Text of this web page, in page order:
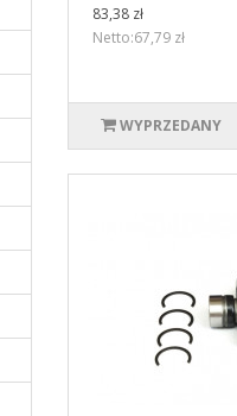
83,38 zł
Netto:67,79 zł
WYPRZEDANY